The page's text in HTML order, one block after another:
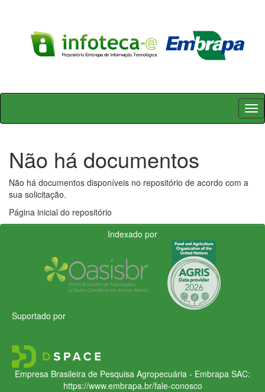
Skip
Não há documentos
Não há documentos disponíveis no repositório de acordo com a
sua solicitação.
Página inicial do repositório
Indexado por
Suportado por
Empresa Brasileira de Pesquisa Agropecuária - Embrapa SAC:
https://www.embrapa.br/fale-conosco